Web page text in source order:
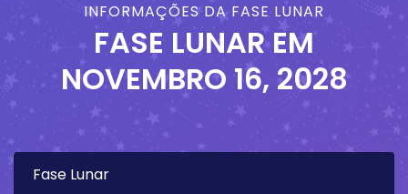
INFORMAÇÕES DA FASE LUNAR
FASE LUNAR EM
NOVEMBRO 16, 2028
Fase Lunar